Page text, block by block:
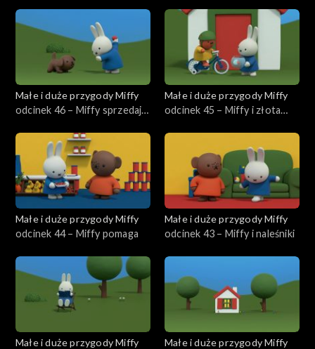
Małe i duże przygody Miffy
odcinek 46 – Miffy sprzedaje
Małe i duże przygody Miffy
odcinek 45 – Miffy i złota
Małe i duże przygody Miffy
odcinek 44 – Miffy pomaga
Małe i duże przygody Miffy
odcinek 43 – Miffy i naleśniki
Małe i duże przygody Miffy
Małe i duże przygody Miffy